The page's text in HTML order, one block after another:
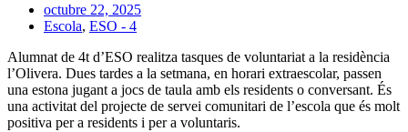
octubre 22, 2025
Escola, ESO - 4
Alumnat de 4t d’ESO realitza tasques de voluntariat a la residència
l’Olivera. Dues tardes a la setmana, en horari extraescolar, passen
una estona jugant a jocs de taula amb els residents o conversant. És
una activitat del projecte de servei comunitari de l’escola que és molt
positiva per a residents i per a voluntaris.